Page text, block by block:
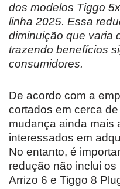
dos modelos Tiggo
linha 2025. Essa
diminuição que varia
trazendo benefícios
consumidores.
De acordo com a
cortados em cerca
mudança ainda mais
interessados em
No entanto, é
redução não inclui
Arrizo 6 e Tiggo 8